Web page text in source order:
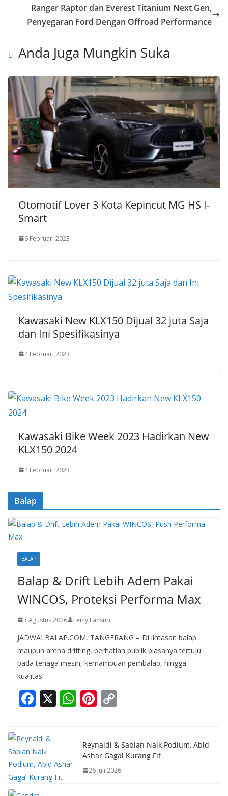
Ranger Raptor dan Everest Titanium Next Gen,
Penyegaran Ford Dengan Offroad Performance
Anda Juga Mungkin Suka
Otomotif Lover 3 Kota Kepincut MG HS I-
Smart
6 Februari 2023
Kawasaki New KLX150 Dijual 32 juta Saja
dan Ini Spesifikasinya
4 Februari 2023
Kawasaki Bike Week 2023 Hadirkan New
KLX150 2024
4 Februari 2023
Balap
BALAP
Balap & Drift Lebih Adem Pakai
WINCOS, Proteksi Performa Max
3 Agustus 2026 Ferry Fansuri
JADWALBALAP.COM, TANGERANG – Di lintasan balap
maupun arena drifting, perhatian publik biasanya tertuju
pada tenaga mesin, kemampuan pembalap, hingga
kualitas
F
e
b
o
o
X W
s
A
p
Pi
e
st
y
Li
n
Reynaldi & Sabian Naik Podium, Abid
Ashar Gagal Kurang Fit
26 Juli 2026